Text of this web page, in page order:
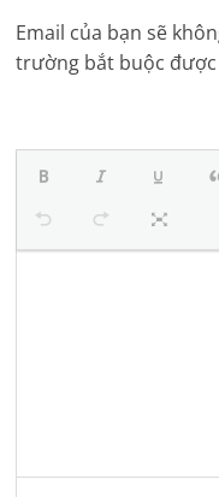
Email của bạn sẽ
trường bắt buộc